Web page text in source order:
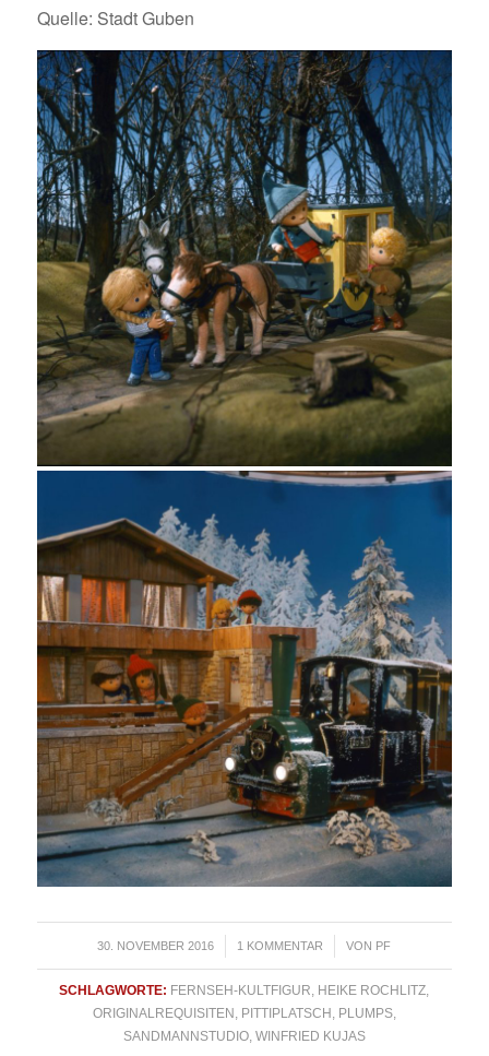
Quelle: Stadt Guben
30. NOVEMBER 2016
/ 1 KOMMENTAR
/ VON PF
SCHLAGWORTE: FERNSEH-KULTFIGUR HEIKE ROCHLITZ
ORIGINALREQUISITEN
PITTIPLATSCH PLUMPS,
SANDMANNSTUDIO, WINFRIED KUJAS